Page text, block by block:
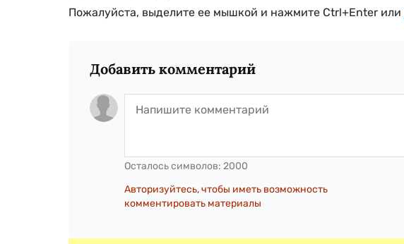
Пожалуйста, выделите ее мышкой и нажмите Ctrl+Enter или
Добавить комментарий
Осталось символов: 2000
Авторизуйтесь, чтобы иметь возможность
комментировать материалы